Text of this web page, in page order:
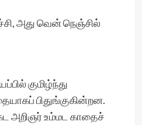
அது வென் நெஞ்சில்
குமிழ்ந்து
பிதுங்குகின்றன.
அறிஞர் உம்மட காதைச்